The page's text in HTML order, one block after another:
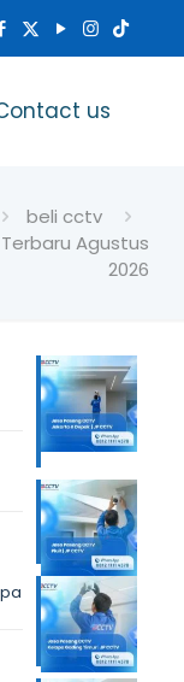
us
beli cctv
Agustus
2026